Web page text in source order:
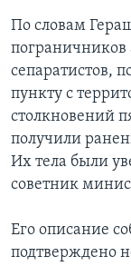
По словам
пограничников
сепаратистов,
пункту с
столкновений
получили
Их тела были
советник
Его описание
подтверждено